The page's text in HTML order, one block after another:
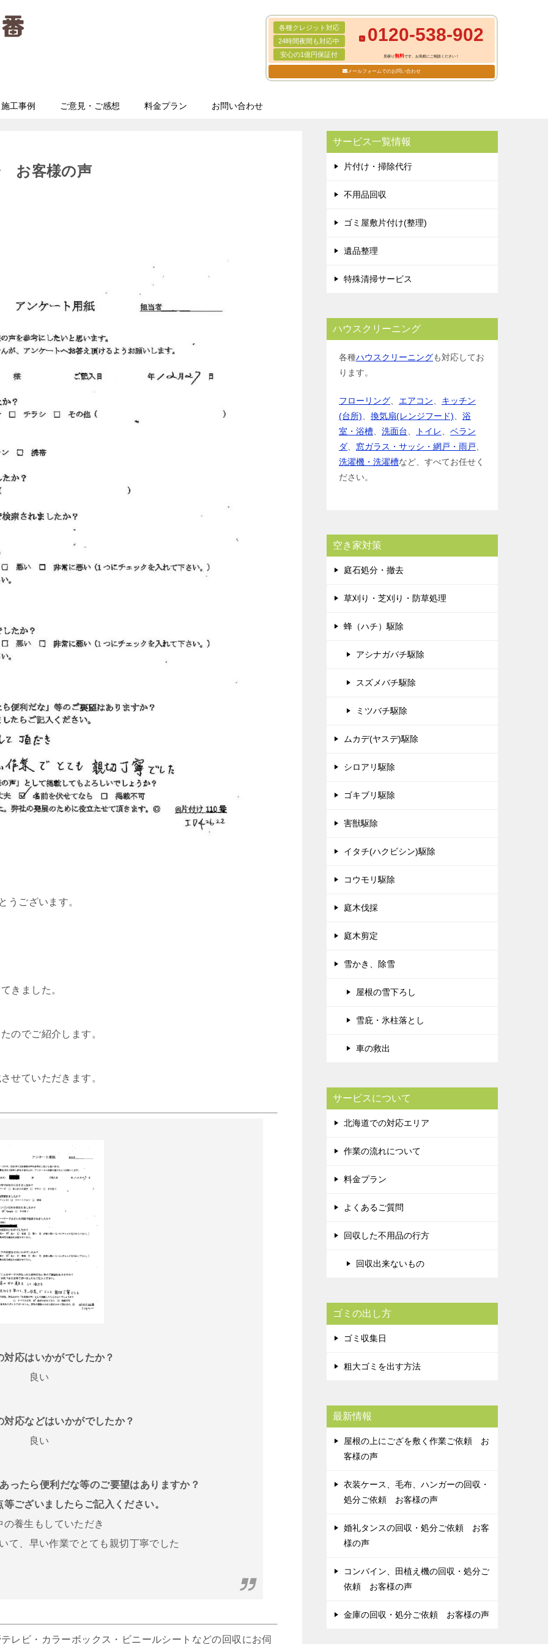
各種クレジット対応
24時間夜間も対応中
安心の1億円保証付
0120-538-902
見積り無料です。お気軽にご相談ください！
メールフォームでのお問い合わせ
施工事例 ご意見・ご感想 料金プラン お問い合わせ
お客様の声
うございます。
きました。
のでご紹介します。
せていただきます。
対応はいかがでしたか？
良い
対応などはいかがでしたか？
良い
ったら便利だな等のご要望はありますか？
ございましたらご記入ください。
の養生もしていただき
て、早い作業でとても親切丁寧でした
レビ・カラーボックス・ビニールシートなどの回収にお伺
サービス一覧情報
片付け・掃除代行
不用品回収
ゴミ屋敷片付け(整理)
遺品整理
特殊清掃サービス
ハウスクリーニング
各種ハウスクリーニングも対応してお
ります。
フローリング エアコン
キッチン
(台所)
換気扇(レンジフード)
浴
室・浴槽
洗面台 トイレ
ベラン
ダ
窓ガラス・サッシ・網戸・雨戸
洗濯機・洗濯槽など、すべてお任せく
ださい。
空き家対策
庭石処分・撤去
草刈り・芝刈り・防草処理
蜂（ハチ）駆除
アシナガバチ駆除
スズメバチ駆除
ミツバチ駆除
ムカデ(ヤスデ)駆除
シロアリ駆除
ゴキブリ駆除
害獣駆除
イタチ(ハクビシン)駆除
コウモリ駆除
庭木伐採
庭木剪定
雪かき、除雪
屋根の雪下ろし
雪庇・氷柱落とし
車の救出
サービスについて
北海道での対応エリア
作業の流れについて
料金プラン
よくあるご質問
回収した不用品の行方
回収出来ないもの
ゴミの出し方
ゴミ収集日
粗大ゴミを出す方法
最新情報
屋根の上にござを敷く作業ご依頼 お
客様の声
衣装ケース、毛布、ハンガーの回収・
処分ご依頼 お客様の声
婚礼タンスの回収・処分ご依頼 お客
様の声
コンバイン、田植え機の回収・処分ご
依頼 お客様の声
金庫の回収・処分ご依頼 お客様の声